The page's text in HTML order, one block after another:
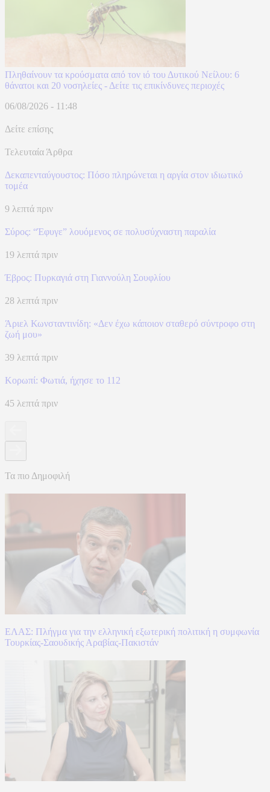
Πληθαίνουν τα κρούσματα από τον ιό του Δυτικού Νείλου: 6
θάνατοι και 20 νοσηλείες - Δείτε τις επικίνδυνες περιοχές
06/08/2026 - 11:48
Δείτε επίσης
Τελευταία Άρθρα
Δεκαπενταύγουστος: Πόσο πληρώνεται η αργία στον ιδιωτικό
τομέα
9 λεπτά πριν
Σύρος: “Έφυγε” λουόμενος σε πολυσύχναστη παραλία
19 λεπτά πριν
Έβρος: Πυρκαγιά στη Γιαννούλη Σουφλίου
28 λεπτά πριν
Άριελ Κωνσταντινίδη: «Δεν έχω κάποιον σταθερό σύντροφο στη
ζωή μου»
39 λεπτά πριν
Κορωπί: Φωτιά, ήχησε το 112
45 λεπτά πριν
Τα πιο Δημοφιλή
ΕΛΑΣ: Πλήγμα για την ελληνική εξωτερική πολιτική η συμφωνία
Τουρκίας-Σαουδικής Αραβίας-Πακιστάν